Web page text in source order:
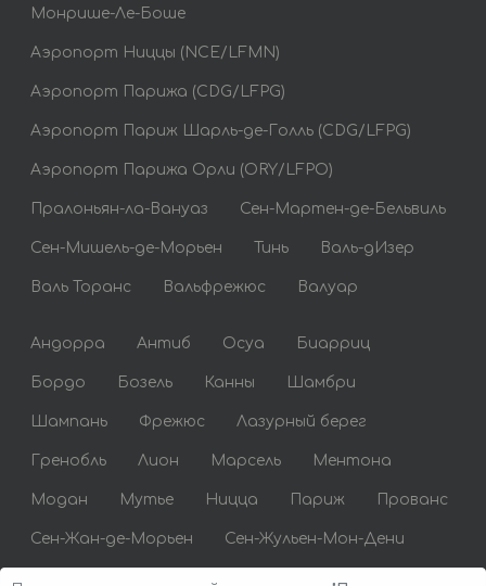
Монрише-Ле-Боше
Аэропорт Ниццы (NCE/LFMN)
Аэропорт Парижа (CDG/LFPG)
Аэропорт Париж Шарль-де-Голль (CDG/LFPG)
Аэропорт Парижа Орли (ORY/LFPO)
Пралоньян-ла-Вануаз Сен-Мартен-де-Бельвиль
Сен-Мишель-де-Морьен Тинь Валь-дИзер
Валь Торанс Вальфрежюс Валуар
Андорра Антиб Осуа Биарриц
Бордо Бозель Канны Шамбри
Шампань Фрежюс Лазурный берег
Гренобль Лион Марсель Ментона
Модан Мутье Ницца Париж Прованс
Сен-Жан-де-Морьен Сен-Жульен-Мон-Дени